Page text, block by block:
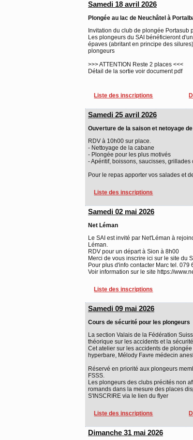
Samedi 18 avril 2026
Plongée au lac de Neuchâtel à
Invitation du club de plongée
Les plongeurs du SAI bénéficieront
épaves (abritant en principe des
plongeurs
>>> ATTENTION Reste 2 places <<<
Détail de la sortie voir document pdf
Liste des inscriptions
Samedi 25 avril 2026
Ouverture de la saison et netoyage
RDV à 10h00 sur place.
- Nettoyage de la cabane
- Plongée pour les plus motivés
- Apéritif, boissons, saucisses, grillades
Pour le repas apporter vos salades et
Liste des inscriptions
Samedi 02 mai 2026
Net Léman
Le SAI est invité par Net'Léman à
Léman.
RDV pour un départ à Sion à 8h00
Merci de vous inscrire ici sur le site du
Pour plus d'info contacter Marc tel. 079
Voir information sur le site https://
Liste des inscriptions
Samedi 09 mai 2026
Cours de sécurité pour les plongeurs
La section Valais de la Fédération
théorique sur les accidents et la
Cet atelier sur les accidents de
hyperbare, Mélody Favre médecin
Réservé en priorité aux plongeurs
FSSS.
Les plongeurs des clubs précités non
romands dans la mesure des places
S'INSCRIRE via le lien du flyer
Liste des inscriptions
Dimanche 31 mai 2026